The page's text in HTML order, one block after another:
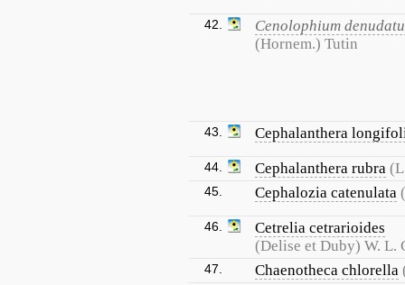
42.
Cenolophium
(Hornem.) Tutin
43. Cephalanthera
44. Cephalanthera rubra
45. Cephalozia catenulata
46.
Cetrelia cetrarioides
(Delise et Duby) W. L.
47. Chaenotheca chlorella